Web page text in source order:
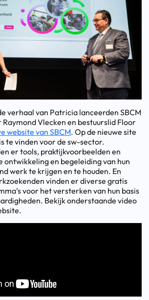
verhaal van Patricia lanceerden SBCM
Vlecken en bestuurslid Floor
website van SBCM. Op de nieuwe site
te vinden voor de sw-sector.
er tools, praktijkvoorbeelden en
ontwikkeling en begeleiding van hun
werk te krijgen en te houden. En
vinden er diverse gratis
voor het versterken van hun basis
Bekijk onderstaande video